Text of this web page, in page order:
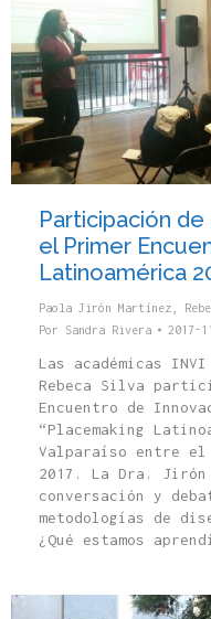
Participación
el Primer
Latinoamérica
Paola Jirón Martínez,
Por Sandra Rivera 2017-
Las académicas
Rebeca Silva
Encuentro de
“Placemaking
Valparaíso entre el
2017. La Dra.
conversación y
metodologías de
¿Qué estamos